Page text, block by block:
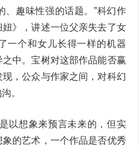
、趣味性强的话题。”科幻作
》，讲述一位父亲失去了女
一个和女儿长得一样的机器
中。宝树对这部作品能否赢
，公众与作家之间，对科幻
。
以想象来预言未来的，但实
的艺术，一个作品是否优秀